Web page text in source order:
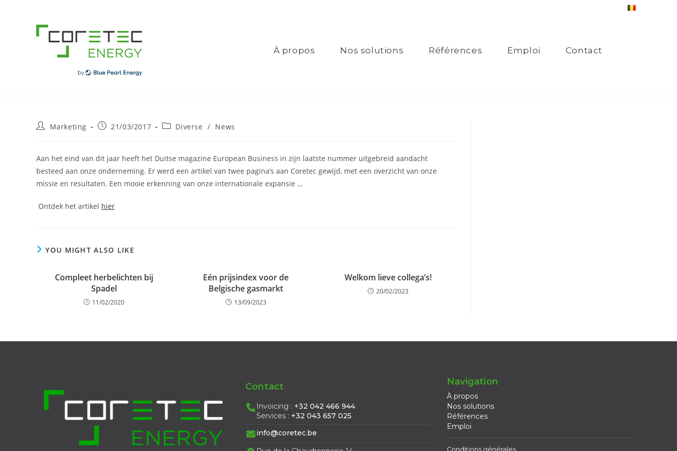
À propos Nos solutions Références Emploi Contact
PostMarketing
Post21/03/2017
PostDiverse / News
Aan het eind van dit jaar heeft het Duitse magazine European Business in zijn laatste nummer uitgebreid aandacht
besteed aan onze onderneming. Er werd een artikel van twee pagina’s aan Coretec gewijd, met een overzicht van onze
missie en resultaten. Een mooie erkenning van onze internationale expansie …
Ontdek het artikel hier
YOU MIGHT ALSO LIKE
Compleet herbelichten bij
Spadel
11/02/2020
Eén prijsindex voor de
Belgische gasmarkt
13/09/2023
Welkom lieve collega’s!
20/02/2023
Contact
Invoicing : +32 042 466 944
Services : +32 043 657 025
info@coretec.be
Navigation
À propos
Nos solutions
Références
Emploi
Conditions générales